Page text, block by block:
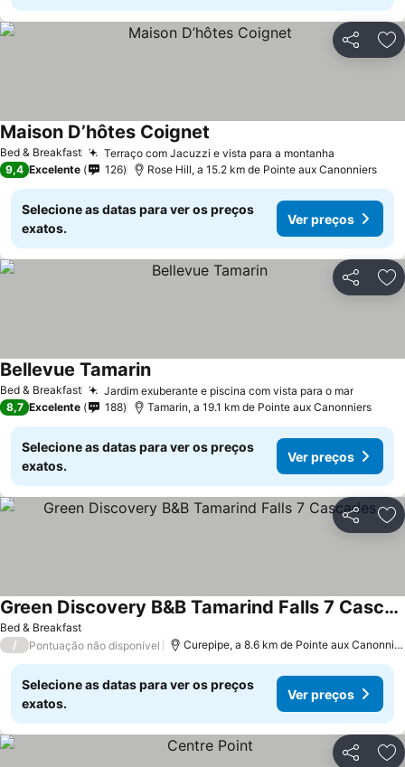
Partilhar
Bed & Breakfast Terraço com Jacuzzi e vista para a montanha
Maison D’hôtes Coignet
9,4 Excelente 126 Rose Hill, a 15.2 km de Pointe aux Canonniers
Selecione as datas para ver os preços
exatos.
Ver preços
Partilhar
Bed & Breakfast Jardim exuberante e piscina com vista para o mar
Bellevue Tamarin
8,7 Excelente 188 Tamarin, a 19.1 km de Pointe aux Canonniers
Selecione as datas para ver os preços
exatos.
Ver preços
Partilhar
Bed & Breakfast
Green Discovery B&B Tamarind Falls 7 Cascades
/ Pontuação não disponível Curepipe, a 8.6 km de Pointe aux Canonniers
Selecione as datas para ver os preços
exatos.
Ver preços
Partilhar